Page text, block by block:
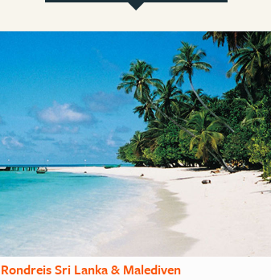
Rondreis Sri Lanka & Malediven